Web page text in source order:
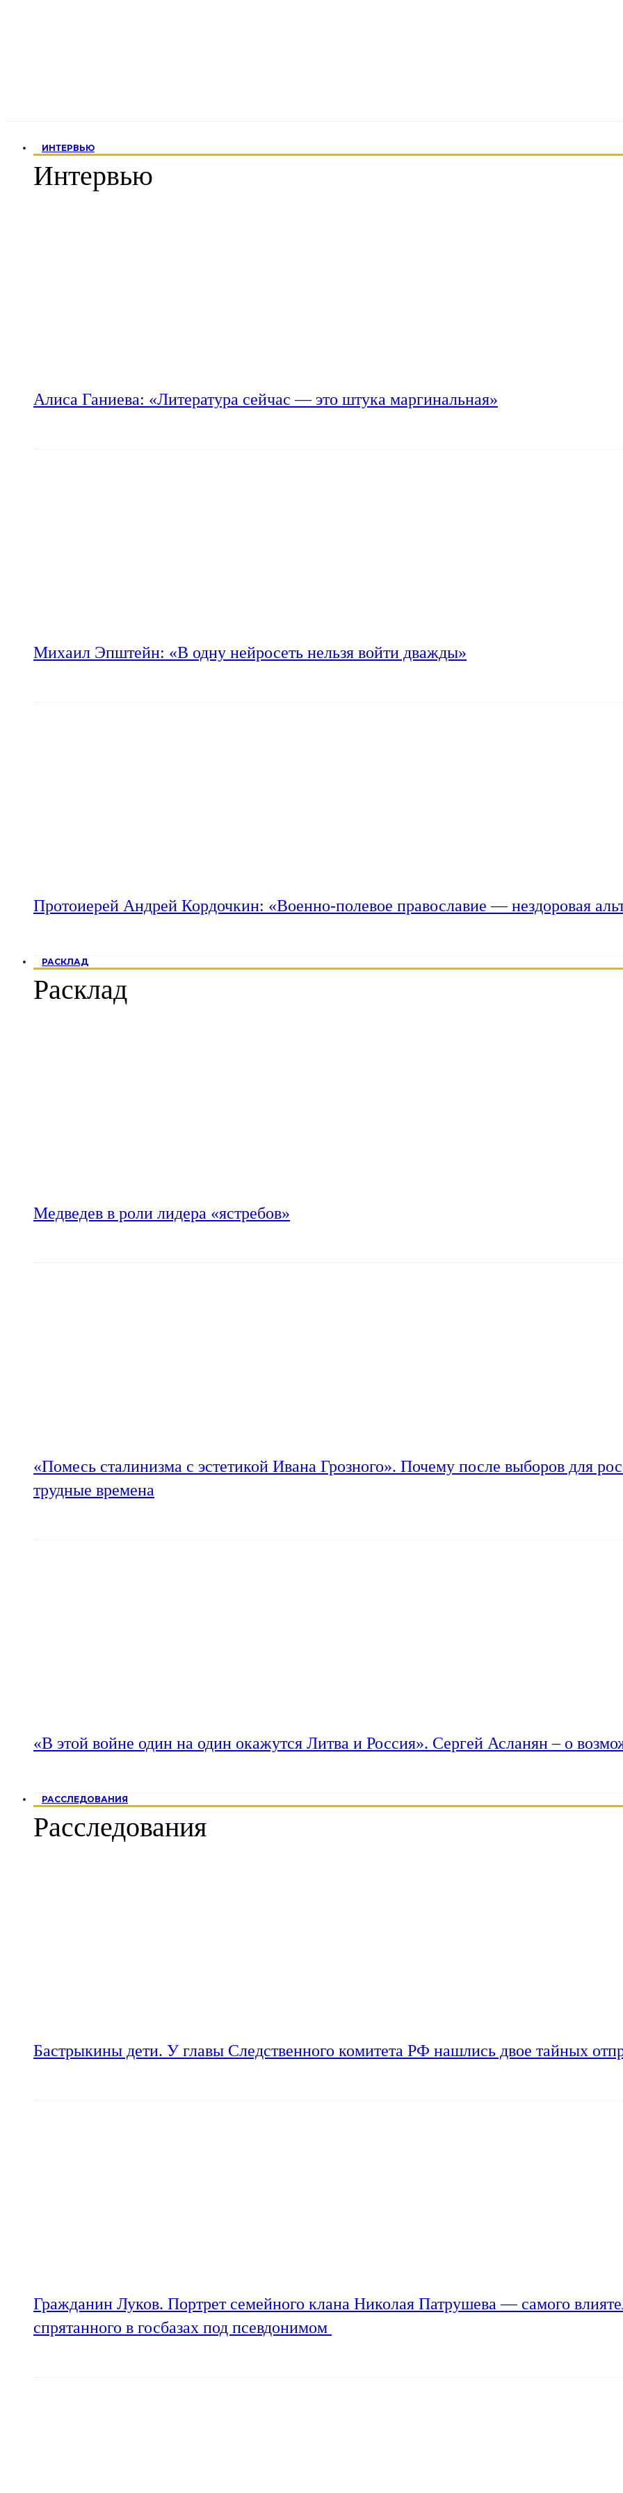
ИНТЕРВЬЮ
Интервью
Алиса Ганиева: «Литература сейчас — это штука маргинальная»
Михаил Эпштейн: «В одну нейросеть нельзя войти дважды»
Протоиерей Андрей Кордочкин: «Военно-полевое православие — нездоровая
РАСКЛАД
Расклад
Медведев в роли лидера «ястребов»
«Помесь сталинизма с эстетикой Ивана Грозного». Почему после выборов для
трудные времена
«В этой войне один на один окажутся Литва и Россия». Сергей Асланян – о
РАССЛЕДОВАНИЯ
Расследования
Бастрыкины дети. У главы Следственного комитета РФ нашлись двое тайных
Гражданин Луков. Портрет семейного клана Николая Патрушева — самого
спрятанного в госбазах под псевдонимом